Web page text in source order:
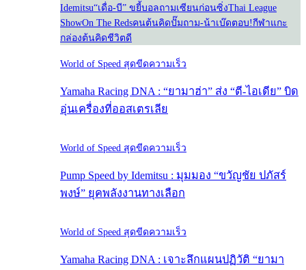
Idemitsu“เดื่อ-บี” ขยี้บอลถามเซียนก่อนซิ่งThai League
ShowOn The Redsคนต้นคิดปั๊มถาม-น้าเบ๊ดตอบ!กีฬาแกะ
กล่องต้นคิดชีวิตดี
World of Speed สุดขีดความเร็ว
Yamaha Racing DNA : “ยามาฮ่า” ส่ง “ตี-ไอเดีย” บิด
อุ่นเครื่องที่ออสเตรเลีย
World of Speed สุดขีดความเร็ว
Pump Speed by Idemitsu : มุมมอง “ขวัญชัย ปภัสร์
พงษ์” ยุคพลังงานทางเลือก
World of Speed สุดขีดความเร็ว
Yamaha Racing DNA : เจาะลึกแผนปฏิวัติ “ยามา